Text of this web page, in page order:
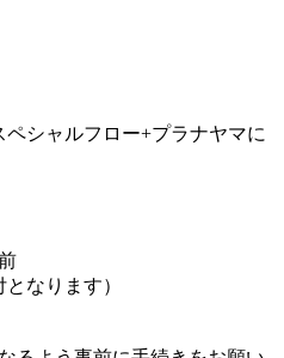
シャルフロー+プラナヤマに
なります）